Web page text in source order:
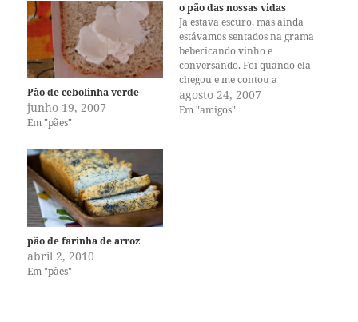
Pão de cebolinha verde
junho 19, 2007
Em "pães"
o pão das nossas vidas
Já estava escuro, mas ainda
estávamos sentados na grama
bebericando vinho e
conversando. Foi quando ela
chegou e me contou a
história mais bonita, de como
andava fazendo pães—um
agosto 24, 2007
Em "amigos"
pão de farinha de arroz
abril 2, 2010
Em "pães"